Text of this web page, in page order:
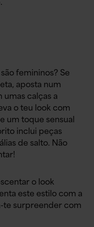
femininos? Se
aposta num
umas calças a
o teu look com
um toque sensual
inclui peças
de salto. Não
o look
este estilo com a
te surpreender com